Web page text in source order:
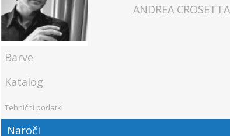
ANDREA CROSETTA
Barve
Katalog
Tehnični podatki
Naroči